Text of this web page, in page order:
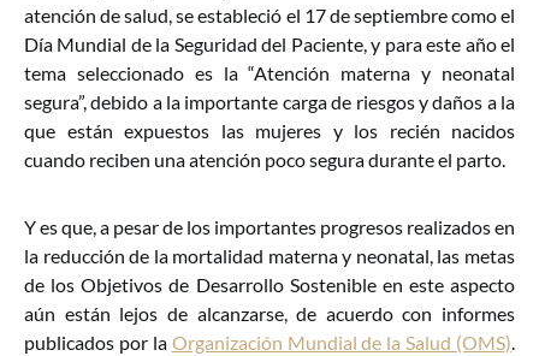
atención de salud, se estableció el 17 de septiembre como el
Día Mundial de la Seguridad del Paciente, y para este año el
tema seleccionado es la “Atención materna y neonatal
segura”, debido a la importante carga de riesgos y daños a la
que están expuestos las mujeres y los recién nacidos
cuando reciben una atención poco segura durante el parto.
Y es que, a pesar de los importantes progresos realizados en
la reducción de la mortalidad materna y neonatal, las metas
de los Objetivos de Desarrollo Sostenible en este aspecto
aún están lejos de alcanzarse, de acuerdo con informes
publicados por la Organización Mundial de la Salud (OMS).